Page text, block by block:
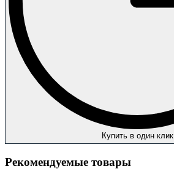
Купить в один клик
Рекомендуемые товары